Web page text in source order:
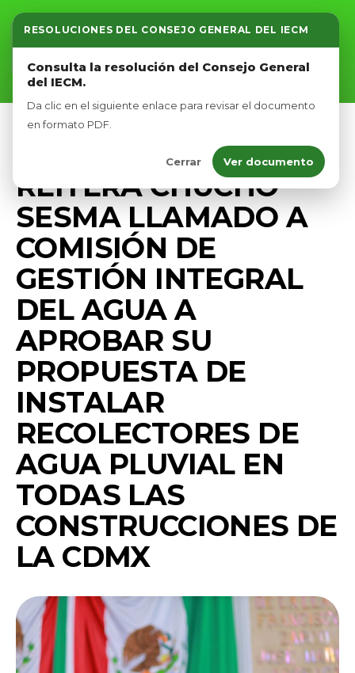
RESOLUCIONES DEL CONSEJO GENERAL DEL IECM
Consulta la resolución del Consejo General
del IECM.
Da clic en el siguiente enlace para revisar el documento
en formato PDF.
Cerrar Ver documento
Inicio
Nosotros
Afíliate
REITERA CHUCHO
SESMA LLAMADO A
COMISIÓN DE
GESTIÓN INTEGRAL
DEL AGUA A
APROBAR SU
PROPUESTA DE
INSTALAR
RECOLECTORES DE
AGUA PLUVIAL EN
TODAS LAS
CONSTRUCCIONES DE
LA CDMX